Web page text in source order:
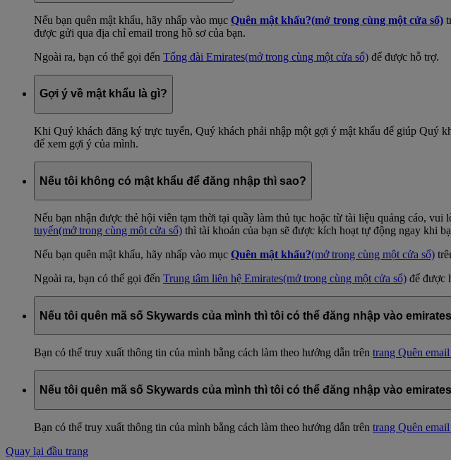
Nếu bạn quên mật khẩu, hãy nhấp vào mục Quên mật khẩu?(mở trong cùng một cửa sổ)
được gửi qua địa chỉ email trong hồ sơ của bạn.
Ngoài ra, bạn có thể gọi đến Tổng đài Emirates(mở trong cùng một cửa sổ) để được hỗ trợ.
Gợi ý về mật khẩu là gì?
Khi Quý khách đăng ký trực tuyến, Quý khách phải nhập một gợi ý mật khẩu để giúp Quý
để xem gợi ý của mình.
Nếu tôi không có mật khẩu để đăng nhập thì sao?
Nếu bạn nhận được thẻ hội viên tạm thời tại quầy làm thủ tục hoặc từ tài liệu quảng cáo,
tuyến(mở trong cùng một cửa sổ) thì tài khoản của bạn sẽ được kích hoạt tự động ngay khi
Nếu bạn quên mật khẩu, hãy nhấp vào mục Quên mật khẩu?(mở trong cùng một cửa sổ)
Ngoài ra, bạn có thể gọi đến Trung tâm liên hệ Emirates(mở trong cùng một cửa sổ) để được
Nếu tôi quên mã số Skywards của mình thì tôi có thể đăng nhập vào
Bạn có thể truy xuất thông tin của mình bằng cách làm theo hướng dẫn trên trang Quên
Nếu tôi quên mã số Skywards của mình thì tôi có thể đăng nhập vào
Bạn có thể truy xuất thông tin của mình bằng cách làm theo hướng dẫn trên trang Quên
Quay lại đầu trang